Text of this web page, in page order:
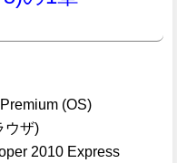
(OS)
ウザ)
2010 Express